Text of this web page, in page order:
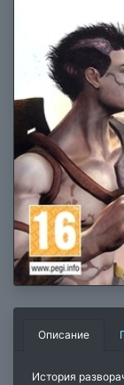
Описание
История